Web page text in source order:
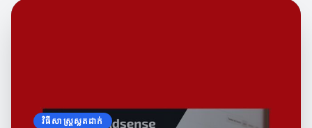
វិធីសាស្រ្តស្លតដាក់